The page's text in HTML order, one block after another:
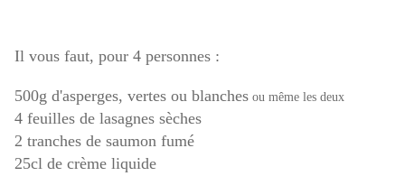
Il vous faut, pour 4 personnes :
500g d'asperges, vertes ou blanches ou même les deux
4 feuilles de lasagnes sèches
2 tranches de saumon fumé
25cl de crème liquide